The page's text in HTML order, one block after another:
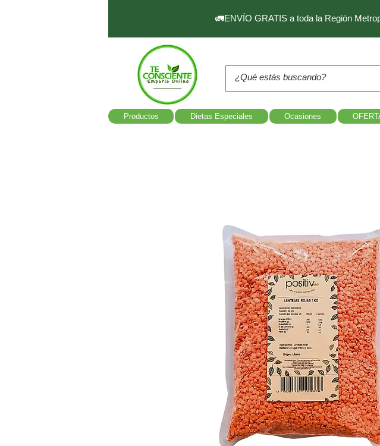
🚛ENVÍO GRATIS a toda la Región
Productos Dietas Especiales Ocasiones